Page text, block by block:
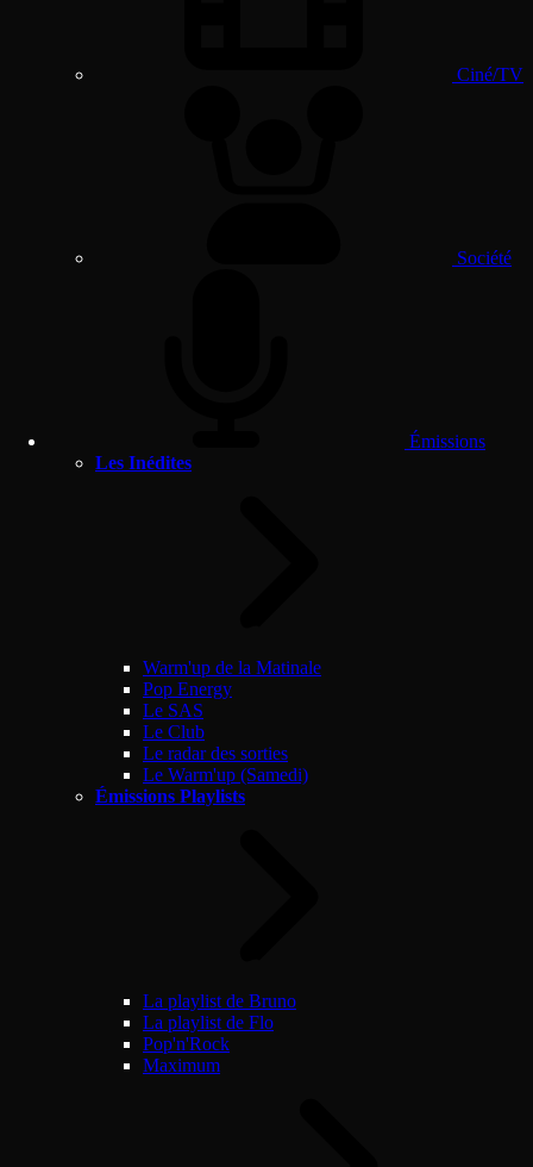
Ciné/TV
Société
Émissions
Les Inédites
Warm'up de la Matinale
Pop Energy
Le SAS
Le Club
Le radar des sorties
Le Warm'up (Samedi)
Émissions Playlists
La playlist de Bruno
La playlist de Flo
Pop'n'Rock
Maximum